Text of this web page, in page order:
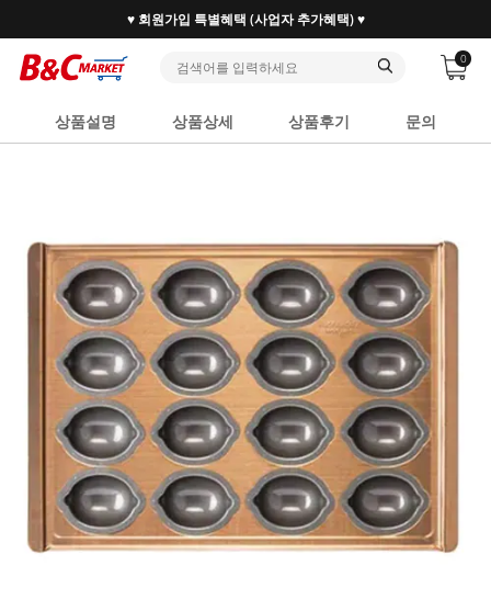
♥ 회원가입 특별혜택 (사업자 추가혜택) ♥
0
상품설명 상품상세 상품후기 문의